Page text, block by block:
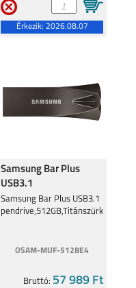
Érkezik: 2026.08.07
Samsung Bar Plus
USB3.1
pendrive,512GB,Titánszürke
Samsung Bar Plus USB3.1
pendrive,512GB,Titánszürke
OSAM-MUF-512BE4
Bruttó: 57 989 Ft